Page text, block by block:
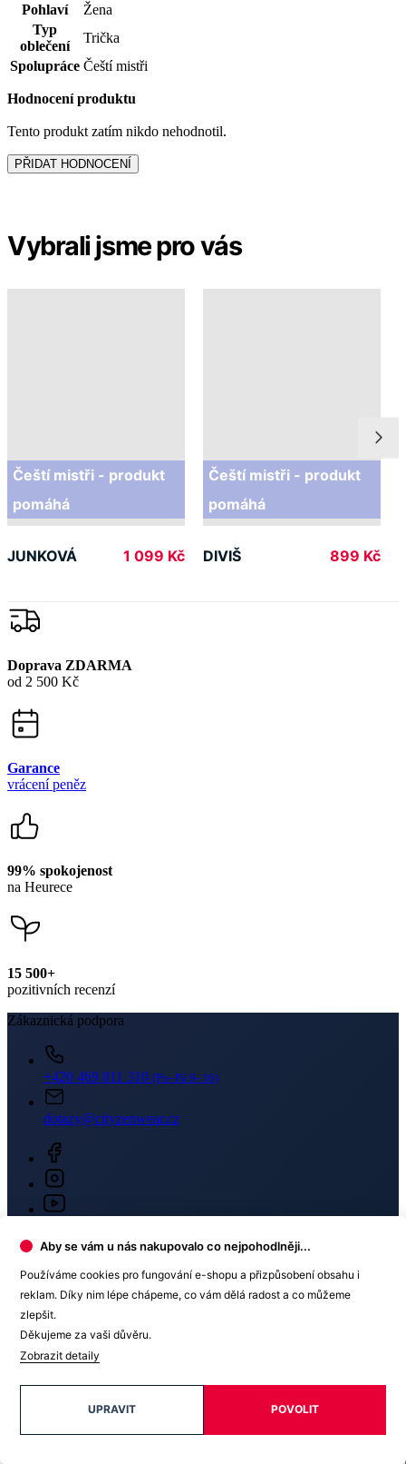
Pohlaví
Žena
Typ
oblečení
Trička
Spolupráce Čeští mistři
Hodnocení produktu
Tento produkt zatím nikdo nehodnotil.
PŘIDAT HODNOCENÍ
Vybrali jsme pro vás
Čeští mistři - produkt
pomáhá
JUNKOVÁ 1 099 Kč
Čeští mistři - produkt
pomáhá
DIVIŠ 899 Kč
Doprava ZDARMA
od 2 500 Kč
Garance
vrácení peněz
99% spokojenost
na Heurece
15 500+
pozitivních recenzí
Zákaznická podpora
+420 469 811 310 (Po–Pá 9–16)
dotazy@cityzenwear.cz
Newsletter
Aby se vám u nás nakupovalo co nejpohodlněji...
Používáme cookies pro fungování e-shopu a přizpůsobení obsahu i
reklam. Díky nim lépe chápeme, co vám dělá radost a co můžeme
zlepšit.
Děkujeme za vaši důvěru.
Zobrazit detaily
POVOLIT
UPRAVIT